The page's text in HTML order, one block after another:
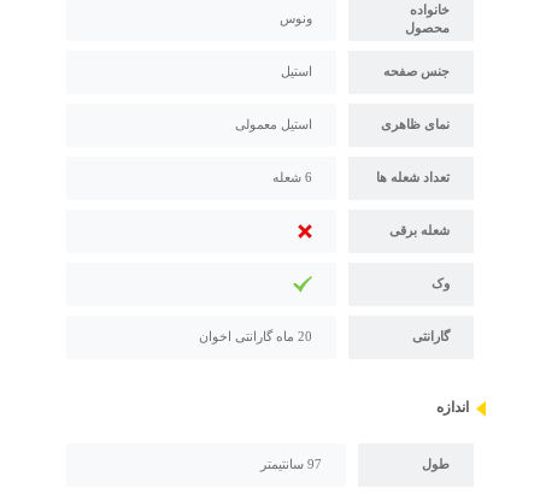
خانواده
محصول
ونوس
جنس صفحه استیل
نمای ظاهری استیل معمولی
تعداد شعله ها 6 شعله
شعله برقی
وک
گارانتی 20 ماه گارانتی اخوان
اندازه
طول 97 سانتیمتر